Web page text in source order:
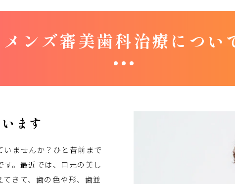
メンズ審美歯科治療につい
ます
ませんか？ひと昔前まで
。最近では、口元の美し
きて、歯の色や形、歯並